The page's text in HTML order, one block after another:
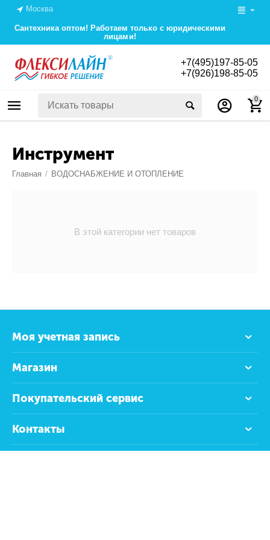
Москва
Сантехника оптом! Работаем только с юридическими
лицами!
+7(495)197-85-05
+7(926)198-85-05
0
Инструмент
Главная / ВОДОСНАБЖЕНИЕ И ОТОПЛЕНИЕ
В этой категории нет товаров
Моя учетная запись
Магазин
Покупательский сервис
Контакты